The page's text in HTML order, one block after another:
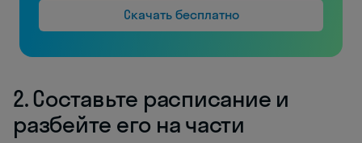
Скачать бесплатно
2. Составьте расписание и
разбейте его на части